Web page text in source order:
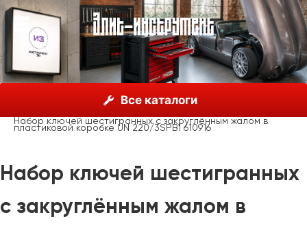
Все каталоги
Unior, Словения
Ключи шестигранные
Набор ключей шестигранных с закруглённым жалом в
пластиковой коробке UN 220/3SPB1 610916
Набор ключей шестигранных
с закруглённым жалом в